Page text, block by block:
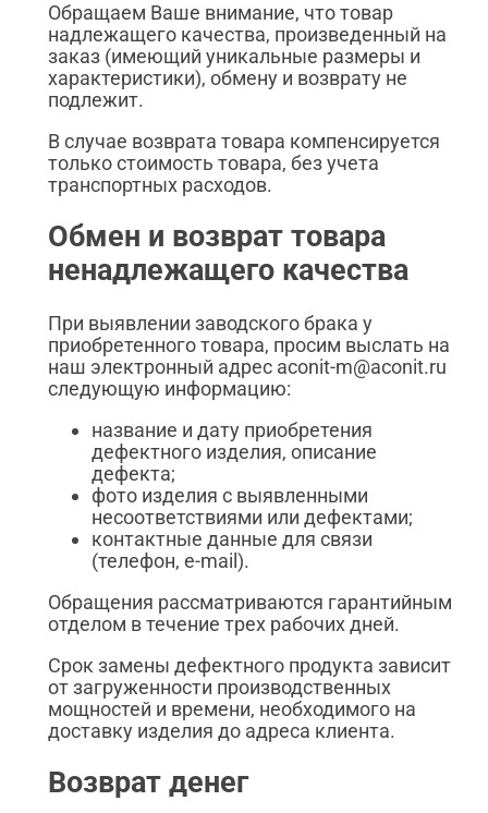
Обращаем Ваше внимание, что товар
надлежащего качества, произведенный на
заказ (имеющий уникальные размеры и
характеристики), обмену и возврату не
подлежит.
В случае возврата товара компенсируется
только стоимость товара, без учета
транспортных расходов.
Обмен и возврат товара
ненадлежащего качества
При выявлении заводского брака у
приобретенного товара, просим выслать на
наш электронный адрес aconit-m@aconit.ru
следующую информацию:
название и дату приобретения
дефектного изделия, описание
дефекта;
фото изделия с выявленными
несоответствиями или дефектами;
контактные данные для связи
(телефон, e-mail).
Обращения рассматриваются гарантийным
отделом в течение трех рабочих дней.
Срок замены дефектного продукта зависит
от загруженности производственных
мощностей и времени, необходимого на
доставку изделия до адреса клиента.
Возврат денег